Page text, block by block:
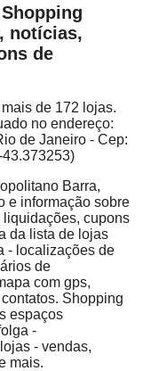
notícias,
de
de 172 lojas.
no endereço:
de Janeiro - Cep:
Barra,
e informação sobre
cupons
da lista de lojas
- localizações de
de
com gps,
Shopping
espaços
-
- vendas,
mais.